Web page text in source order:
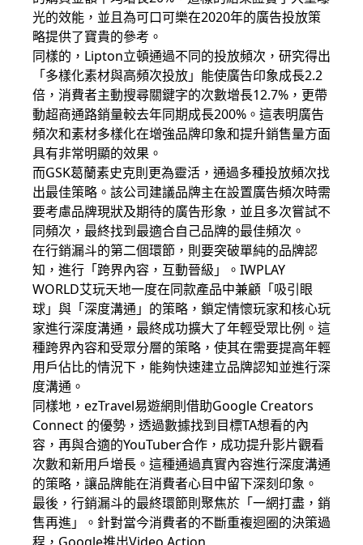
光的效能，並且為可口可樂在2020年的廣告投放策
略提供了寶貴的參考。
同樣的，Lipton立頓通過不同的投放頻次，研究得出
「多樣化素材與高頻次投放」能使廣告印象成長2.2
倍，消費者主動搜尋關鍵字的次數增長12.7%，更帶
動超商通路銷量較去年同期成長200%。這表明廣告
頻次和素材多樣化在增強品牌印象和提升銷售量方面
具有非常明顯的效果。
而GSK葛蘭素史克則更為靈活，通過多種投放頻次找
出最佳策略。該公司建議品牌主在設置廣告頻次時需
要考慮品牌現狀及期待的廣告形象，並且多次嘗試不
同頻次，最終找到最適合自己品牌的最佳頻次。
在行銷漏斗的第二個環節，則要突破單純的品牌認
知，進行「跨界內容，互動晉級」。IWPLAY
WORLD艾玩天地一度在同款產品中兼顧「吸引眼
球」與「深度溝通」的策略，鎖定情懷玩家和核心玩
家進行深度溝通，最終成功擴大了年輕受眾比例。這
種跨界內容和受眾分層的策略，使其在需要提高年輕
用戶佔比的情況下，能夠快速建立品牌認知並進行深
度溝通。
同樣地，ezTravel易遊網則借助Google Creators
Connect 的優勢，透過數據找到目標TA想看的內
容，再與合適的YouTuber合作，成功提升影片觀看
次數和新用戶增長。這種通過真實內容進行深度溝通
的策略，讓品牌能在消費者心目中留下深刻印象。
最後，行銷漏斗的最終環節則聚焦於「一網打盡，銷
售再進」。針對當今消費者的不斷重複迴圈的決策過
程， Google推出Video Action